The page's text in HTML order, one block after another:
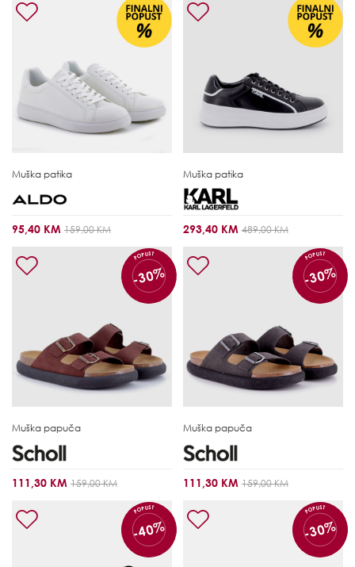
Muška patika
95,40 KM 159,00 KM
Muška patika
293,40 KM 489,00 KM
POPUST
-30%
Muška papuča
111,30 KM 159,00 KM
POPUST
-30%
Muška papuča
111,30 KM 159,00 KM
POPUST
-40%
POPUST
-30%